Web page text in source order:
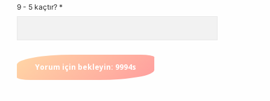
9 - 5 kaçtır? *